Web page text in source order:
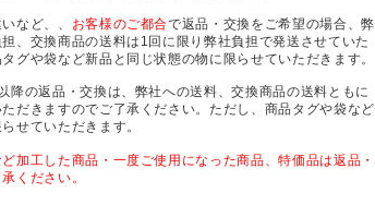
など、、 お客様のご都合で返品・交換をご希望の場合、弊
、交換商品の送料は1回に限り弊社負担で発送させていた
グや袋など新品と同じ状態の物に限らせていただきます。
降の返品・交換は、弊社への送料、交換商品の送料ともに
だきますのでご了承ください。ただし、商品タグや袋など
せていただきます。
加工した商品・一度ご使用になった商品、特価品は返品・
ください。